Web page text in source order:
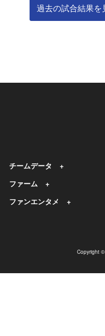
過去の試合結果
チームデータ
ファーム
ファンエンタメ
Copyright